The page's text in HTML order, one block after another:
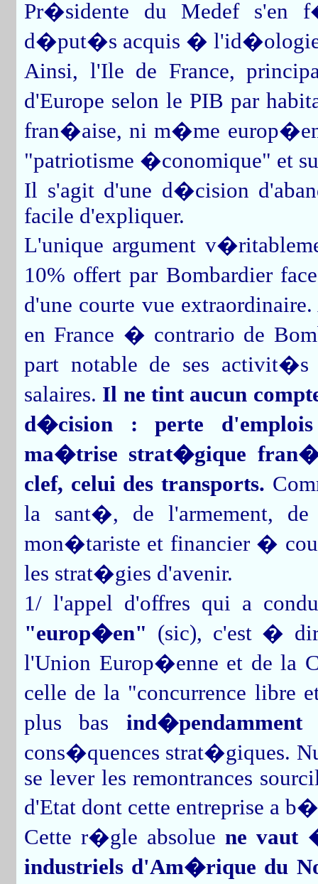
Pr�sidente du Medef s'en
d�put�s acquis � l'id�ologie
Ainsi, l'Ile de France,
d'Europe selon le PIB par
fran�aise, ni m�me
"patriotisme �conomique" et
Il s'agit d'une d�cision
facile d'expliquer.
L'unique argument
10% offert par Bombardier
d'une courte vue
en France � contrario de
part notable de ses
salaires. Il ne tint aucun
d�cision : perte
ma�trise strat�gique
clef, celui des transports.
la sant�, de l'armement, de
mon�tariste et financier �
les strat�gies d'avenir.
1/ l'appel d'offres qui a
"europ�en" (sic), c'est �
l'Union Europ�enne et de la
celle de la "concurrence libre
plus bas ind�pendamment
cons�quences strat�giques.
se lever les remontrances
d'Etat dont cette entreprise a
Cette r�gle absoluene vaut
industriels d'Am�rique du